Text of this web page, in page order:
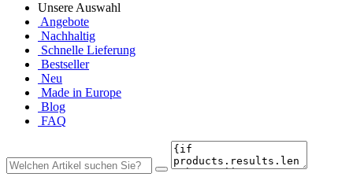
Unsere Auswahl
Angebote
Nachhaltig
Schnelle Lieferung
Bestseller
Neu
Made in Europe
Blog
FAQ